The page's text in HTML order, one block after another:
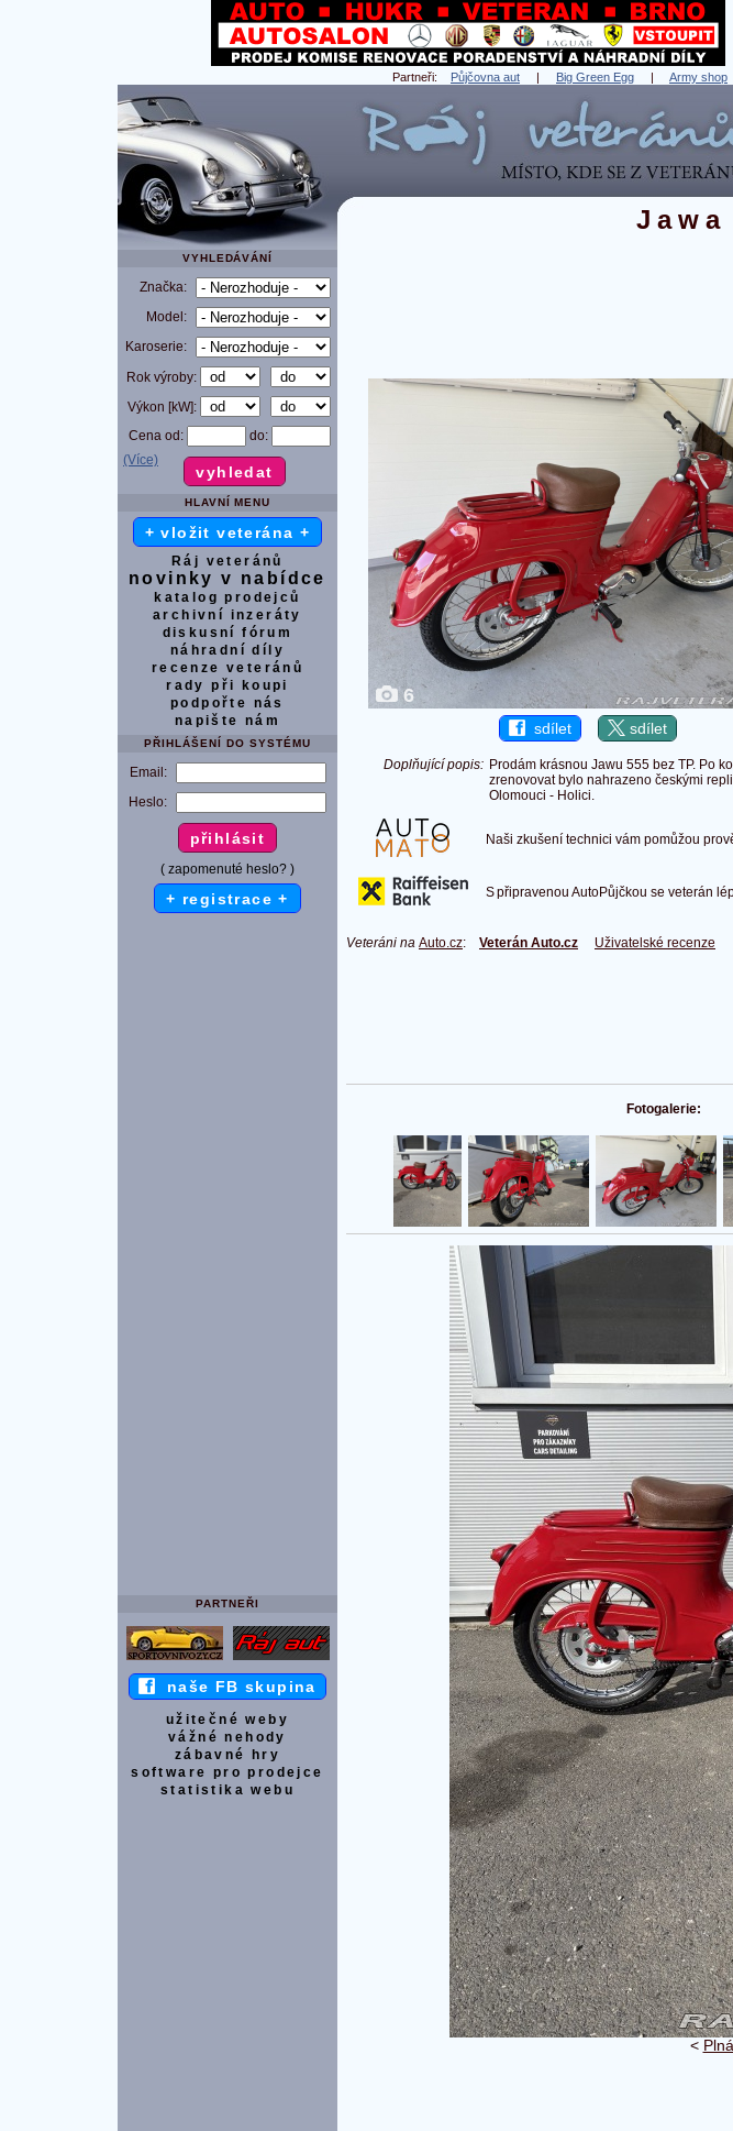
Partneři: Půjčovna aut | Big Green Egg | Army shop
Jawa
VYHLEDÁVÁNÍ
Značka:
Model:
Karoserie:
Rok výroby:
Výkon [kW]:
Cena od:
do:
(Více)
HLAVNÍ MENU
+ vložit veterána +
Ráj veteránů
novinky v nabídce
katalog prodejců
archivní inzeráty
diskusní fórum
náhradní díly
recenze veteránů
rady při koupi
podpořte nás
napište nám
PŘIHLÁŠENÍ DO SYSTÉMU
Email:
Heslo:
( zapomenuté heslo? )
+ registrace +
PARTNEŘI
naše FB skupina
užitečné weby
vážné nehody
zábavné hry
software pro prodejce
statistika webu
6
sdílet sdílet
Doplňující popis: Prodám krásnou Jawu 555 bez TP. Po
zrenovovat bylo nahrazeno českými
Olomouci - Holici.
Naši zkušení technici vám pomůžou
S připravenou AutoPůjčkou se veterán
Veteráni na Auto.cz: Veterán Auto.cz Uživatelské recenze
Fotogalerie:
<